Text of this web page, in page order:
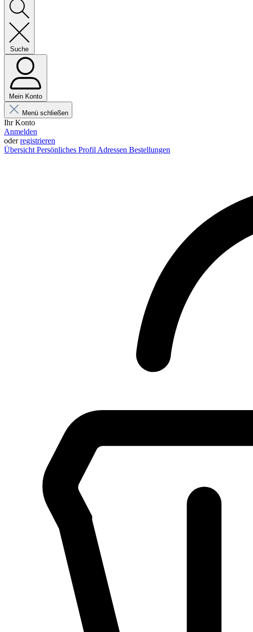
Suche
Mein Konto
Menü schließen
Ihr Konto
Anmelden
oderregistrieren
Übersicht Persönliches Profil Adressen Bestellungen